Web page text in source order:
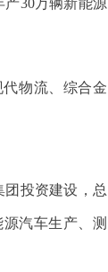
30万辆新能源
物流、综合金
投资建设，总
汽车生产、测